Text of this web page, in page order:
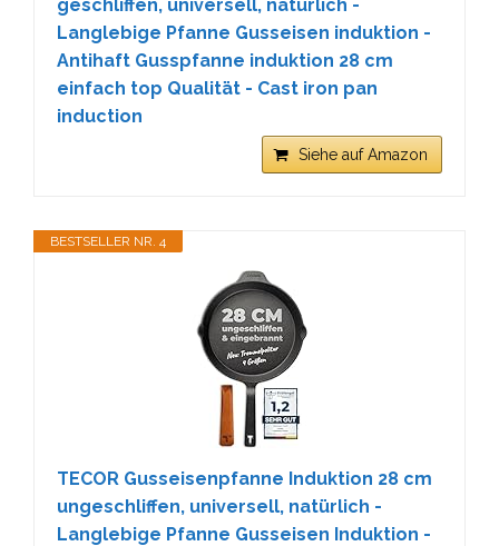
geschliffen, universell, natürlich -
Langlebige Pfanne Gusseisen induktion -
Antihaft Gusspfanne induktion 28 cm
einfach top Qualität - Cast iron pan
induction
Siehe auf Amazon
BESTSELLER NR. 4
TECOR Gusseisenpfanne Induktion 28 cm
ungeschliffen, universell, natürlich -
Langlebige Pfanne Gusseisen Induktion -